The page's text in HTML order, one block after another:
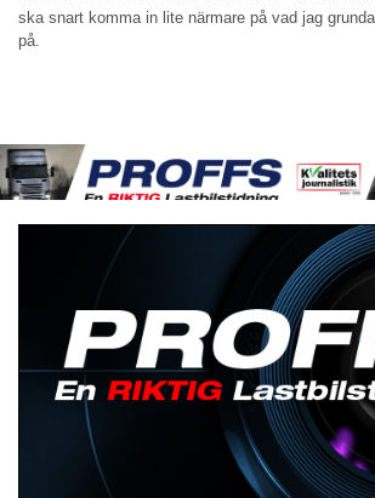
ska snart komma in lite närmare på vad jag
på.